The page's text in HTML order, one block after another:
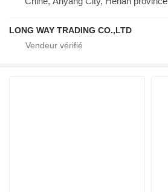
LONG WAY TRADING CO.,LTD